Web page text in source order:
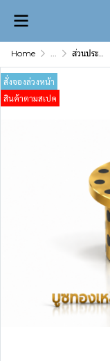
Home ... ส่วนประกอบเเม่พิมพ์ (Mold & Die Component)
สั่งจองล่วงหน้า
สินค้าตามสเปค